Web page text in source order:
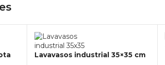
Lavavasos industrial 35×35 cm